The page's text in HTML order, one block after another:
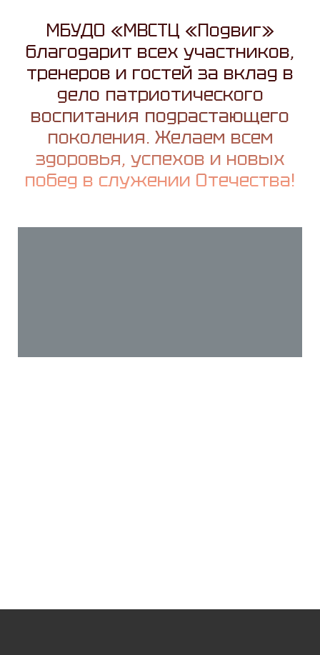
МБУДО «МВСТЦ «Подвиг»
благодарит всех участников,
тренеров и гостей за вклад в
дело патриотического
воспитания подрастающего
поколения. Желаем всем
здоровья, успехов и новых
побед в служении Отечества!